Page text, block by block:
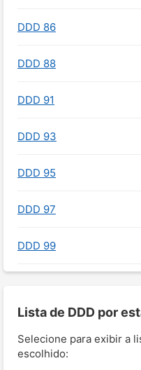
DDD 86
DDD 88
DDD 91
DDD 93
DDD 95
DDD 97
DDD 99
Lista de DDD por
Selecione para exibir a
escolhido: